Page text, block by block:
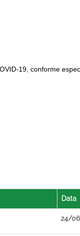
19, conforme
Data
24/